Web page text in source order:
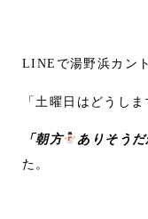
LINEで湯野浜カン
「土曜日はどうし
「朝方 ありそうだ
た。